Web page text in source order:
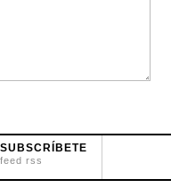
SUBSCRÍBETE
feed rss